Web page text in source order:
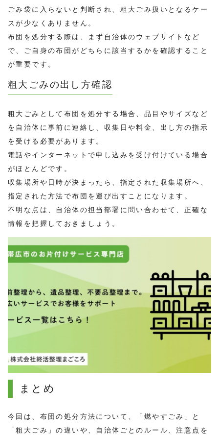
ごみ袋に入らないと判断され、粗大ごみ扱いとなるケー
スが少なくありません。
布団を処分する際は、まず自治体のウェブサイトなど
で、ご自身の布団がどちらに該当するかを確認すること
が重要です。
粗大ごみの出し方確認
粗大ごみとして布団を処分する場合、品目やサイズなど
を自治体に事前に連絡し、収集日や料金、出し方の指示
を受ける必要があります。
電話やインターネットで申し込みを受け付けている場合
がほとんどです。
収集場所や日時が決まったら、指定された収集場所へ、
指定された方法で布団を運び出すことになります。
不明な点は、自治体の担当部署に問い合わせて、正確な
情報を把握しておきましょう。
まとめ
今回は、布団の処分方法について、「燃やすごみ」と
「粗大ごみ」の違いや、自治体ごとのルール、注意点を